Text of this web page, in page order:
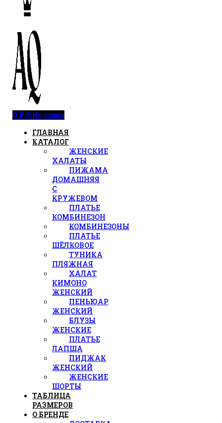
0₽ 0 Корзина
ГЛАВНАЯ
КАТАЛОГ
ЖЕНСКИЕ
ХАЛАТЫ
ПИЖАМА
ДОМАШНЯЯ
С
КРУЖЕВОМ
ПЛАТЬЕ
КОМБИНЕЗОН
КОМБИНЕЗОНЫ
ПЛАТЬЕ
ШЁЛКОВОЕ
ТУНИКА
ПЛЯЖНАЯ
ХАЛАТ
КИМОНО
ЖЕНСКИЙ
ПЕНЬЮАР
ЖЕНСКИЙ
БЛУЗЫ
ЖЕНСКИЕ
ПЛАТЬЕ
ЛАПША
ПИДЖАК
ЖЕНСКИЙ
ЖЕНСКИЕ
ШОРТЫ
ТАБЛИЦА
РАЗМЕРОВ
О БРЕНДЕ